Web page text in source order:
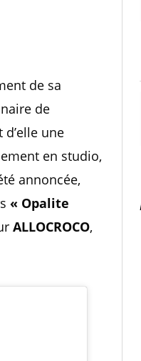
de sa
de
une
en studio,
annoncée,
« Opalite
ALLOCROCO,